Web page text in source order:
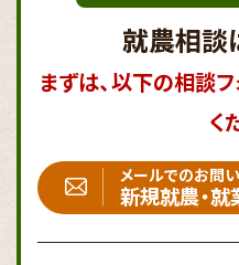
就農相談
まずは、以下の相談
く
メールでのお問
新規就農・